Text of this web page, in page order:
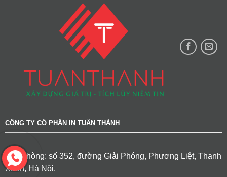
CÔNG TY CỔ PHẦN IN TUẤN THÀNH
Văn phòng: số 352, đường Giải Phóng, Phương Liệt, Thanh
Xuân, Hà Nội.